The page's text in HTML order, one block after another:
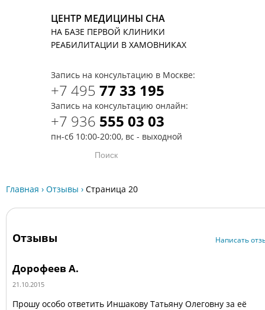
ЦЕНТР МЕДИЦИНЫ СНА
НА БАЗЕ ПЕРВОЙ КЛИНИКИ
РЕАБИЛИТАЦИИ В ХАМОВНИКАХ
Запись на консультацию в Москве:
+7 495 77 33 195
Запись на консультацию онлайн:
+7 936 555 03 03
пн-сб 10:00-20:00, вс - выходной
Главная › Отзывы › Страница 20
Отзывы Написать
Дорофеев А.
21.10.2015
Прошу особо ответить Иншакову Татьяну Олеговну за её